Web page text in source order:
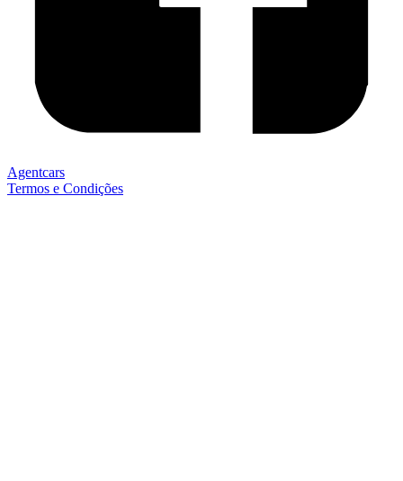
Agentcars
Termos e Condições